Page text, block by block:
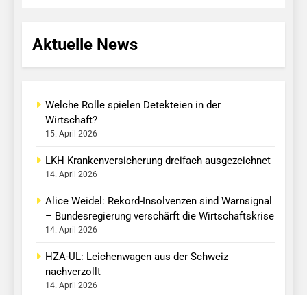
Aktuelle News
Welche Rolle spielen Detekteien in der
Wirtschaft?
15. April 2026
LKH Krankenversicherung dreifach ausgezeichnet
14. April 2026
Alice Weidel: Rekord-Insolvenzen sind Warnsignal
– Bundesregierung verschärft die Wirtschaftskrise
14. April 2026
HZA-UL: Leichenwagen aus der Schweiz
nachverzollt
14. April 2026